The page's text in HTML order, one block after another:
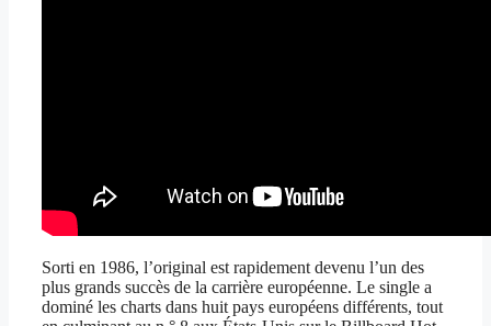
Sorti en 1986, l’original est rapidement devenu l’un des
plus grands succès de la carrière européenne. Le single a
dominé les charts dans huit pays européens différents, tout